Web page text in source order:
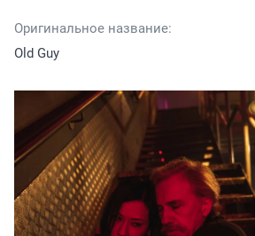
Оригинальное название:
Old Guy